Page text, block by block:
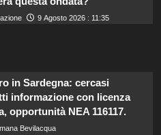
9 Agosto 2026 : 11:35
in Sardegna: cercasi
informazione con licenza
opportunità NEA 116117.
Bevilacqua